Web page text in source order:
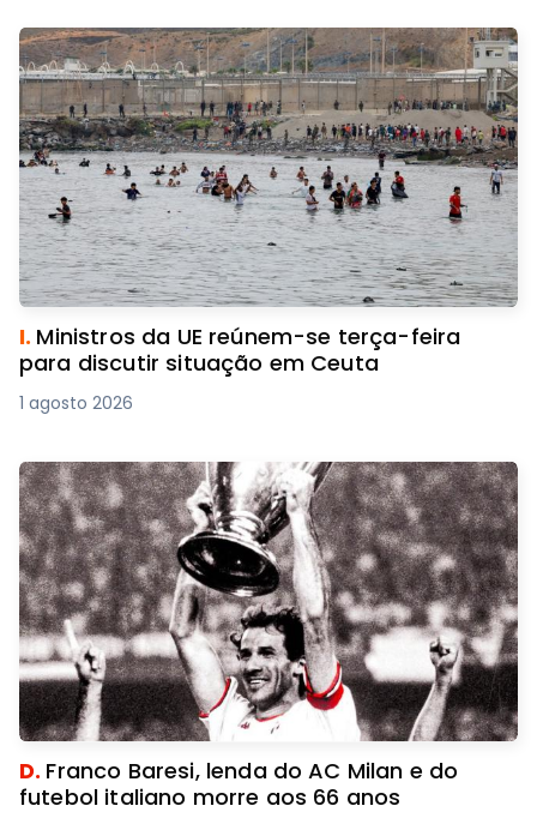
I. Ministros da UE reúnem-se terça-feira
para discutir situação em Ceuta
1 agosto 2026
D. Franco Baresi, lenda do AC Milan e do
futebol italiano morre aos 66 anos